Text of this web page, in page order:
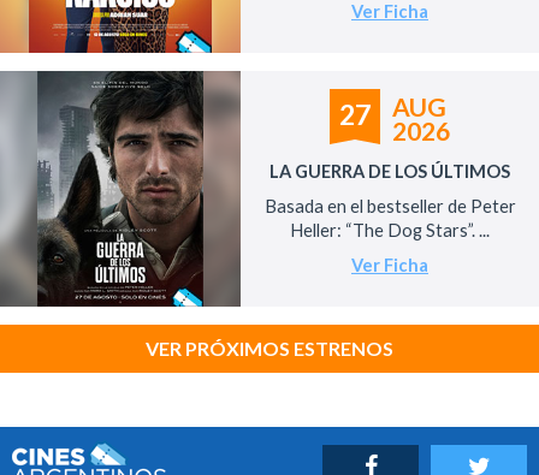
Ver Ficha
27
AUG
2026
LA GUERRA DE LOS ÚLTIMOS
Basada en el bestseller de Peter
Heller: “The Dog Stars”. ...
Ver Ficha
VER PRÓXIMOS ESTRENOS